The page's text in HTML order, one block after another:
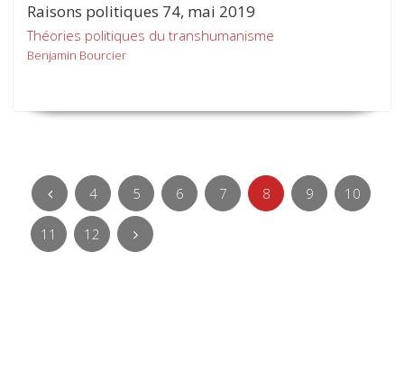
Raisons politiques 74, mai 2019
Théories politiques du transhumanisme
Benjamin Bourcier
4 5 6 7 8 9 10
11 12